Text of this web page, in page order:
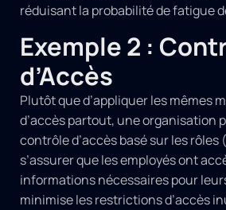
réduisant la probabilité de fatigue
Exemple 2 :
d’Accès
Plutôt que d’appliquer les mêmes
d’accès partout, une organisation
contrôle d’accès basé sur les rôles
s’assurer que les employés ont
informations nécessaires pour
minimise les restrictions d’accès